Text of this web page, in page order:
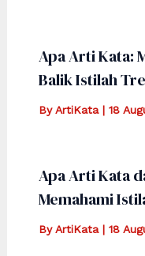
Apa Arti Kata:
Balik Istilah
ByArtiKata | 18
Apa Arti Kata
Memahami
ByArtiKata | 18